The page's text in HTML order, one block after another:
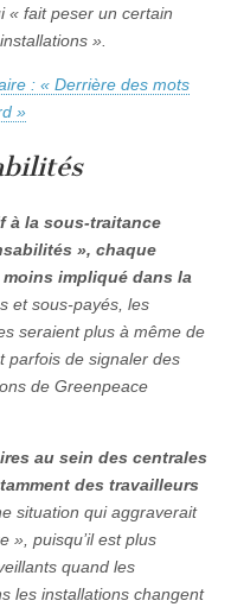
« fait peser un certain
».
: « Derrière des mots
»
à la sous-traitance
», chaque
impliqué dans la
et sous-payés, les
seraient plus à même de
parfois de signaler des
de Greenpeace
au sein des centrales
des travailleurs
situation qui aggraverait
», puisqu’il est plus
quand les
les installations changent